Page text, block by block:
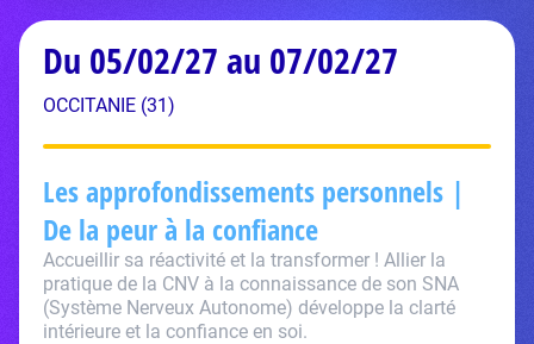
Du 05/02/27 au 07/02/27
OCCITANIE (31)
Les approfondissements personnels |
De la peur à la confiance
Accueillir sa réactivité et la transformer ! Allier la
pratique de la CNV à la connaissance de son SNA
(Système Nerveux Autonome) développe la clarté
intérieure et la confiance en soi.